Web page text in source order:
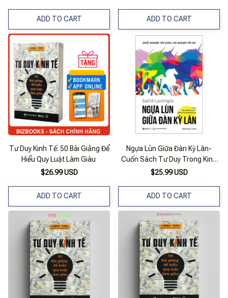
ADD TO CART ADD TO CART
Tư Duy Kinh Tế: 50 Bài Giảng Để
Hiểu Quy Luật Làm Giàu
$26.99 USD
ADD TO CART
Ngựa Lùn Giữa Đàn Kỳ Lân-
Cuốn Sách Tư Duy Trong Kinh
Doanh
$25.99 USD
ADD TO CART